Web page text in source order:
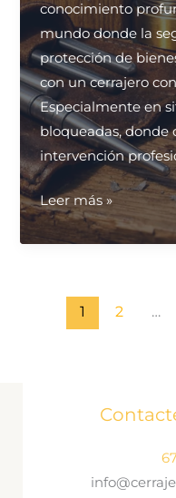
conocimiento
mundo donde la
protección de
con un cerrajero
Especialmente en
bloqueadas, donde
intervención
¿Qué
servicios
de
bloqueadas?
Leer más »
1 2 …